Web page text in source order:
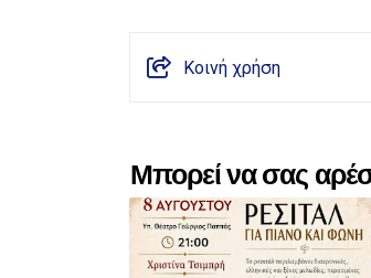
Κοινή χρήση
Μπορεί να σας